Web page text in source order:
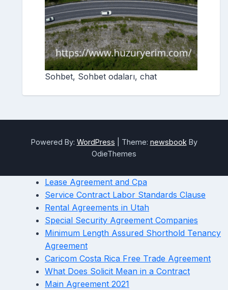
Sohbet, Sohbet odaları, chat
Powered By: WordPress Theme: newsbookBy
OdieThemes
Lease Agreement and Cpa
Service Contract Labor Standards Clause
Rental Agreements in Utah
Special Security Agreement Companies
Minimum Length Assured Shorthold Tenancy
Agreement
Caricom Costa Rica Free Trade Agreement
What Does Solicit Mean in a Contract
Main Agreement 2021